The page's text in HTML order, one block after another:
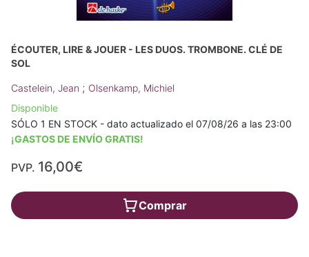
ÉCOUTER, LIRE & JOUER - LES DUOS. TROMBONE. CLÉ DE
SOL
Castelein, Jean ; Olsenkamp, Michiel
Disponible
SÓLO 1 EN STOCK - dato actualizado el 07/08/26 a las 23:00
¡GASTOS DE ENVÍO GRATIS!
PVP. 16,00€
Comprar